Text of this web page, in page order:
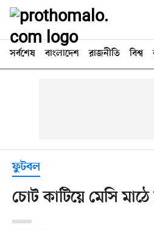
সর্বশেষ বাংলাদেশ রাজনীতি বিশ্ব
ফুটবল
চোট কাটিয়ে মেসি